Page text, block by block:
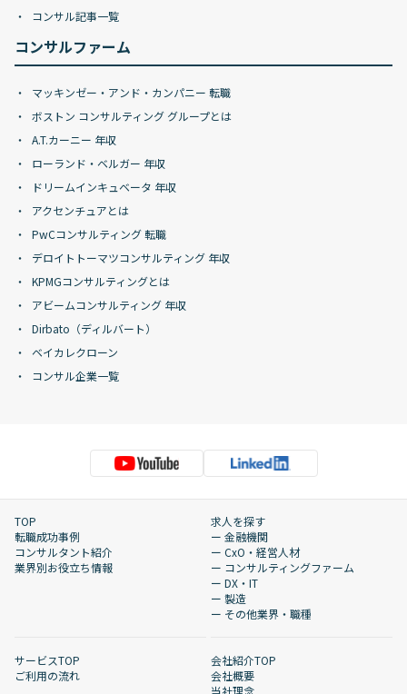
コンサル記事一覧
コンサルファーム
マッキンゼー・アンド・カンパニー 転職
ボストン コンサルティング グループとは
A.T.カーニー 年収
ローランド・ベルガー 年収
ドリームインキュベータ 年収
アクセンチュアとは
PwCコンサルティング 転職
デロイトトーマツコンサルティング 年収
KPMGコンサルティングとは
アビームコンサルティング 年収
Dirbato（ディルバート）
ベイカレクローン
コンサル企業一覧
TOP
転職成功事例
コンサルタント紹介
業界別お役立ち情報
求人を探す
ー 金融機関
ー CxO・経営人材
ー コンサルティングファーム
ー DX・IT
ー 製造
ー その他業界・職種
サービスTOP
ご利用の流れ
会社紹介TOP
会社概要
当社理念